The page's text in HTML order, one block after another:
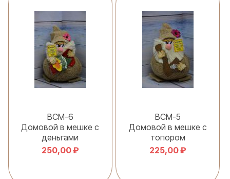
ВСМ-6
Домовой в мешке с
деньгами
250,00 ₽
ВСМ-5
Домовой в мешке с
топором
225,00 ₽